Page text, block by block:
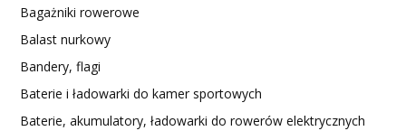
Bagażniki rowerowe
Balast nurkowy
Bandery, flagi
Baterie i ładowarki do kamer sportowych
Baterie, akumulatory, ładowarki do rowerów elektrycznych